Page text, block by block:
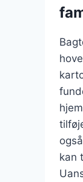
kan